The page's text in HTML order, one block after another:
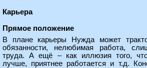
Карьера
Прямое положение
В плане карьеры Нужда может
обязанности, нелюбимая работа,
труда. А ещё – как иллюзия того,
лучше, приятнее работается и т.д.